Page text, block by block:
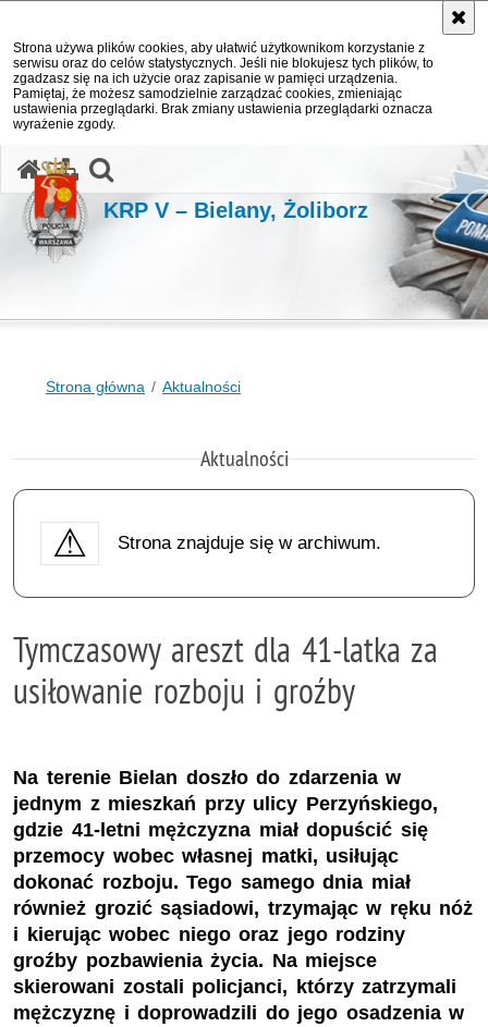
Strona używa plików cookies, aby ułatwić użytkownikom korzystanie z
serwisu oraz do celów statystycznych. Jeśli nie blokujesz tych plików, to
zgadzasz się na ich użycie oraz zapisanie w pamięci urządzenia.
Pamiętaj, że możesz samodzielnie zarządzać cookies, zmieniając
ustawienia przeglądarki. Brak zmiany ustawienia przeglądarki oznacza
wyrażenie zgody.
KRP V – Bielany, Żoliborz
Strona główna Aktualności
Aktualności
Strona znajduje się w archiwum.
Tymczasowy areszt dla 41-latka za
usiłowanie rozboju i groźby
Na terenie Bielan doszło do zdarzenia w
jednym z mieszkań przy ulicy Perzyńskiego,
gdzie 41-letni mężczyzna miał dopuścić się
przemocy wobec własnej matki, usiłując
dokonać rozboju. Tego samego dnia miał
również grozić sąsiadowi, trzymając w ręku nóż
i kierując wobec niego oraz jego rodziny
groźby pozbawienia życia. Na miejsce
skierowani zostali policjanci, którzy zatrzymali
mężczyznę i doprowadzili do jego osadzenia w